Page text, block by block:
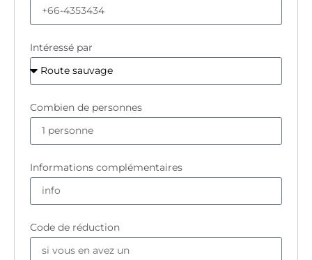
Intéressé par
Combien de personnes
Informations complémentaires
Code de réduction